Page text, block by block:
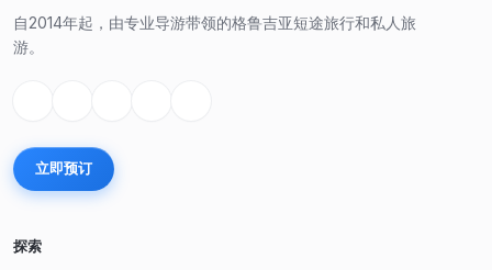
自2014年起，由专业导游带领的格鲁吉亚短途旅行和私人旅
游。
立即预订
探索